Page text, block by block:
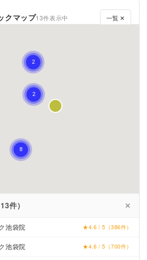
クマップ13件表示中 一覧 ✕
件） ✕
池袋院 ★4.6 / 5（386件）
池袋院 ★4.6 / 5（700件）